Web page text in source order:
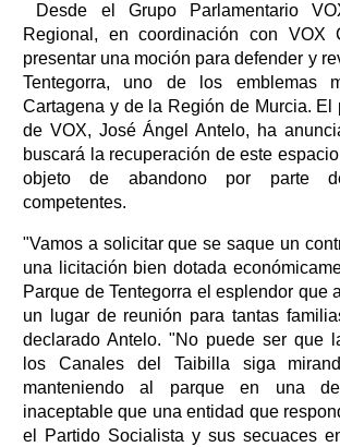
Desde el Grupo Parlamentario
Regional, en coordinación con VOX
presentar una moción para defender y
Tentegorra, uno de los emblemas
Cartagena y de la Región de Murcia. El
de VOX, José Ángel Antelo, ha
buscará la recuperación de este
objeto de abandono por parte
competentes.
"Vamos a solicitar que se saque un
una licitación bien dotada
Parque de Tentegorra el esplendor que
un lugar de reunión para tantas
declarado Antelo. "No puede ser que
los Canales del Taibilla siga
manteniendo al parque en una
inaceptable que una entidad que
el Partido Socialista y sus secuaces